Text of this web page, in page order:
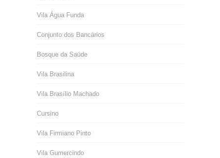
Vila Água Funda
Conjunto dos Bancários
Bosque da Saúde
Vila Brasilina
Vila Brasílio Machado
Cursino
Vila Firmiano Pinto
Vila Gumercindo